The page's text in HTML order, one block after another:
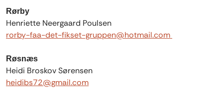
Rørby
Henriette Neergaard Poulsen
rorby-faa-det-fikset-gruppen@hotmail.com
Røsnæs
Heidi Broskov Sørensen
heidibs72@gmail.com